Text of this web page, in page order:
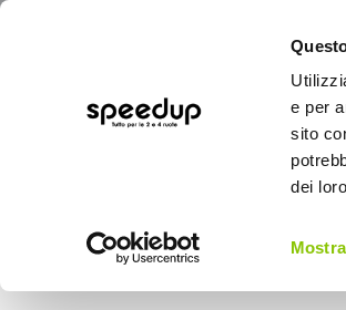
e per
sito
deiBICI
Home